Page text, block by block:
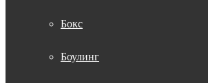
Бокс
Боулинг